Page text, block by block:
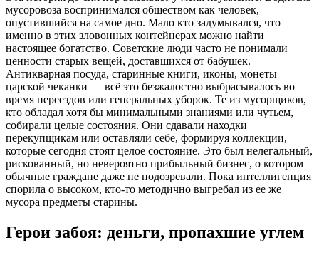
мусоровоза воспринимался обществом как человек,
опустившийся на самое дно. Мало кто задумывался, что
именно в этих зловонных контейнерах можно найти
настоящее богатство. Советские люди часто не понимали
ценности старых вещей, доставшихся от бабушек.
Антикварная посуда, старинные книги, иконы, монеты
царской чеканки — всё это безжалостно выбрасывалось во
время переездов или генеральных уборок. Те из мусорщиков,
кто обладал хотя бы минимальными знаниями или чутьем,
собирали целые состояния. Они сдавали находки
перекупщикам или оставляли себе, формируя коллекции,
которые сегодня стоят целое состояние. Это был нелегальный,
рискованный, но невероятно прибыльный бизнес, о котором
обычные граждане даже не подозревали. Пока интеллигенция
спорила о высоком, кто-то методично выгребал из ее же
мусора предметы старины.
Герои забоя: деньги, пропахшие углем